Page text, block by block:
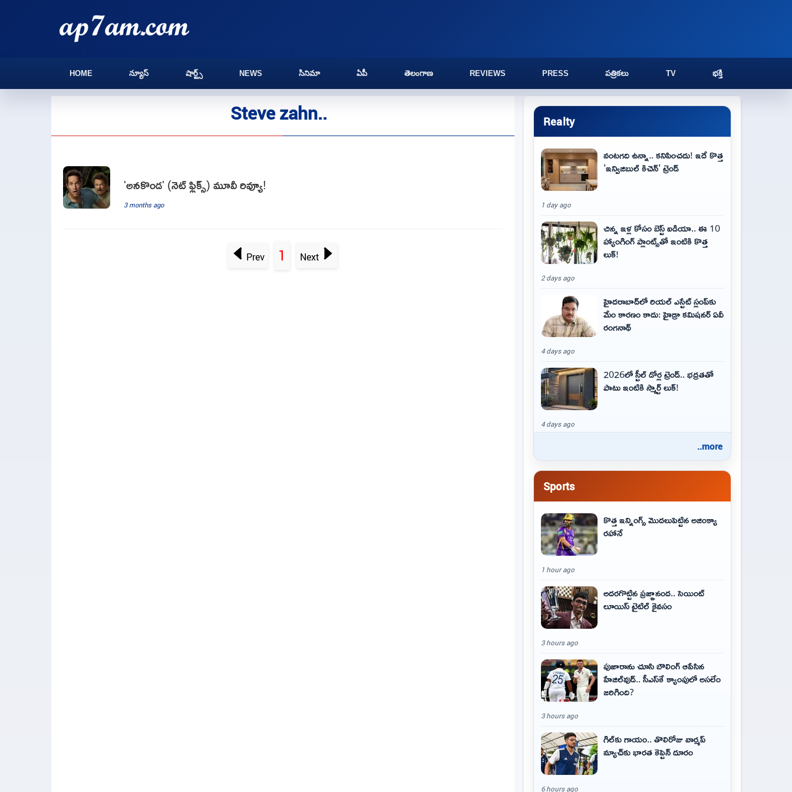
HOME న్యూస్ షార్ట్స్ NEWS సినిమా ఏపీ తెలంగాణ REVIEWS PRESS పత్రికలు TV భక్తి
Steve zahn..
'అనకొండ' (నెట్ ఫ్లిక్స్) మూవీ రివ్యూ!
3 months ago
Prev 1 Next
Realty
వంటగది ఉన్నా.. కనిపించదు! ఇదే కొత్త
'ఇన్విజిబుల్ కిచెన్' ట్రెండ్
1 day ago
చిన్న ఇళ్ల కోసం బెస్ట్ ఐడియా.. ఈ 10
హ్యాంగింగ్ ప్లాంట్స్‌తో ఇంటికి కొత్త
లుక్!
2 days ago
హైదరాబాద్‌లో రియల్ ఎస్టేట్ స్లంప్‌కు
మేం కారణం కాదు: హైడ్రా కమిషనర్ ఏవీ
రంగనాథ్
4 days ago
2026లో స్టీల్ డోర్ల ట్రెండ్.. భద్రతతో
పాటు ఇంటికి స్మార్ట్ లుక్!
4 days ago
..more
Sports
కొత్త ఇన్నింగ్స్ మొదలుపెట్టిన అజింక్యా
రహానే
1 hour ago
అదరగొట్టిన ప్రజ్ఞానంద.. సెయింట్‌
లూయిస్ టైటిల్‌ కైవసం
3 hours ago
పుజారాను చూసి బౌలింగ్ ఆపేసిన
హేజిల్‌వుడ్.. సీఎస్‌కే క్యాంపులో అసలేం
జరిగింది?
3 hours ago
గిల్‌కు గాయం.. తొలిరోజు వార్మప్‌
మ్యాచ్‌కు భారత కెప్టెన్‌ దూరం
6 hours ago